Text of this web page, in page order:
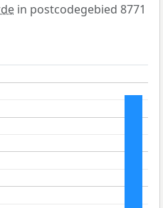
in postcodegebied 8771